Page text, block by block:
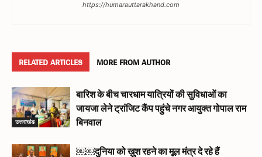
https://humarauttarakhand.com
RELATED ARTICLES MORE FROM AUTHOR
उत्तराखंड
बारिश के बीच चारधाम यात्रियों की सुविधाओं का
जायजा लेने ट्रांजिट कैंप पहुंचे नगर आयुक्त गोपाल राम
बिनवाल
￼￼दुनिया को ख़ुश रहने का मूल मंत्र दे रहे हैं